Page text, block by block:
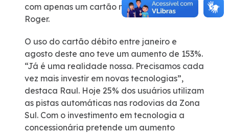
com apenas um cartão no bolso? “, observa
Roger.
O uso do cartão débito entre janeiro e
agosto deste ano teve um aumento de 153%.
“Já é uma realidade nossa. Precisamos cada
vez mais investir em novas tecnologias”,
destaca Raul. Hoje 25% dos usuários utilizam
as pistas automáticas nas rodovias da Zona
Sul. Com o investimento em tecnologia a
concessionária pretende um aumento